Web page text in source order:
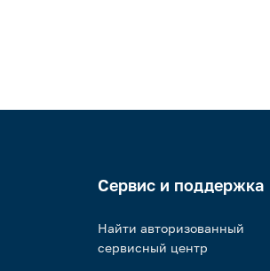
Сервис и поддержка
Найти авторизованный
сервисный центр